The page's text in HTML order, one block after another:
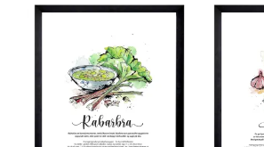
kr 298,00